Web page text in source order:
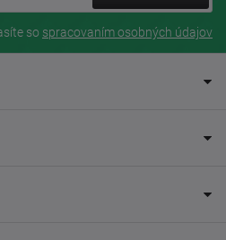
so spracovaním osobných údajov